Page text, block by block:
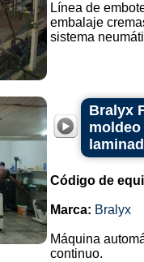
Línea de
embalaje
sistema
Bralyx
Código de
Marca: Bralyx
Máquina
continuo.